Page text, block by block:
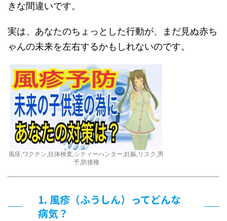
きな間違いです。
実は、あなたのちょっとした行動が、まだ見ぬ赤ち
ゃんの未来を左右するかもしれないのです。
風疹,ワクチン,抗体検査,シティーハンター,妊娠,リスク,男
予,防接種
1. 風疹（ふうしん）ってどんな
病気？